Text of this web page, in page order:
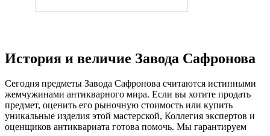
История и величие Завода Сафронова
Сегодня предметы Завода Сафронова считаются истинными
жемчужинами антикварного мира. Если вы хотите продать
предмет, оценить его рыночную стоимость или купить
уникальные изделия этой мастерской, Коллегия экспертов и
оценщиков антиквариата готова помочь. Мы гарантируем